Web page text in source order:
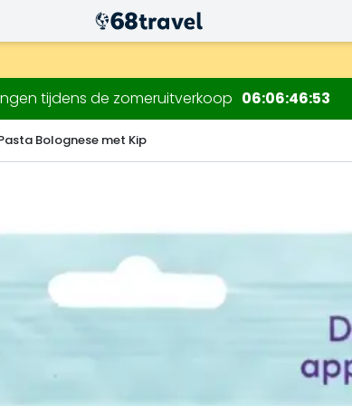
tijdens de zomeruitverkoop 06064651
Bolognese met Kip